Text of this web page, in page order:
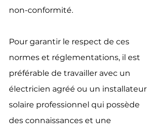
non-conformité.
Pour garantir le respect de ces
normes et réglementations, il est
préférable de travailler avec un
électricien agréé ou un installateur
solaire professionnel qui possède
des connaissances et une